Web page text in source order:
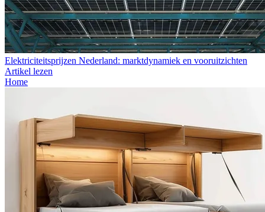
Elektriciteitsprijzen Nederland: marktdynamiek en vooruitzichten
Artikel lezen
Home